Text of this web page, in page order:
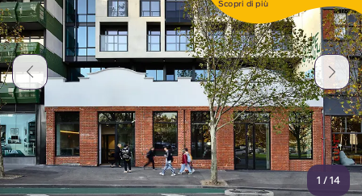
Scopri di più
1 / 14